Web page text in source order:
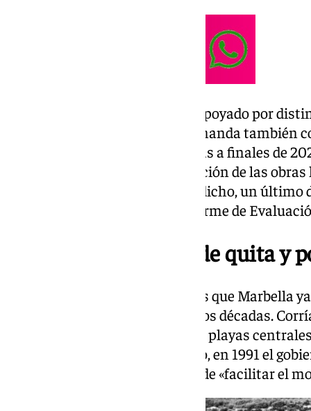
El Ayuntamiento de Marbella, apoyado por
empresarios del municipio, demanda también
Y es que, según comunicó Costas a finales de
Espigones, la espera para licitación de las
queda un último paso o, mejor dicho, un
licitaría la construcción: el informe de
Desde los espigones de quita y
Lo que no todo el mundo sabe es que Marbella
permanecieron en sus playas dos décadas.
implementaron a lo largo de las playas
costa de la erosión. Sin embargo, en 1991 el
desmanteló bajo el argumento de «facilitar el